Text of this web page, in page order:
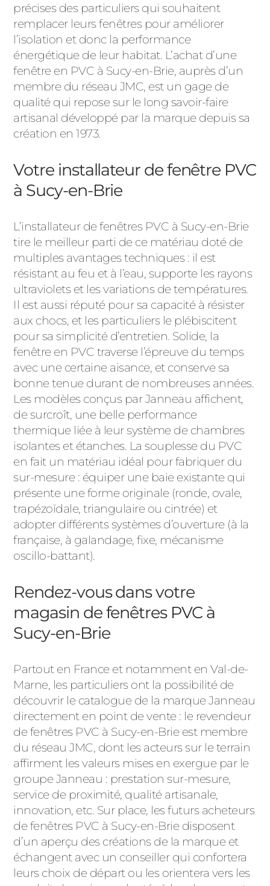
précises des particuliers qui souhaitent
remplacer leurs fenêtres pour améliorer
l’isolation et donc la performance
énergétique de leur habitat. L’achat d’une
fenêtre en PVC à Sucy-en-Brie, auprès d’un
membre du réseau JMC, est un gage de
qualité qui repose sur le long savoir-faire
artisanal développé par la marque depuis sa
création en 1973.
Votre installateur de fenêtre PVC
à Sucy-en-Brie
L’installateur de fenêtres PVC à Sucy-en-Brie
tire le meilleur parti de ce matériau doté de
multiples avantages techniques : il est
résistant au feu et à l’eau, supporte les rayons
ultraviolets et les variations de températures.
Il est aussi réputé pour sa capacité à résister
aux chocs, et les particuliers le plébiscitent
pour sa simplicité d’entretien. Solide, la
fenêtre en PVC traverse l’épreuve du temps
avec une certaine aisance, et conserve sa
bonne tenue durant de nombreuses années.
Les modèles conçus par Janneau affichent,
de surcroît, une belle performance
thermique liée à leur système de chambres
isolantes et étanches. La souplesse du PVC
en fait un matériau idéal pour fabriquer du
sur-mesure : équiper une baie existante qui
présente une forme originale (ronde, ovale,
trapézoïdale, triangulaire ou cintrée) et
adopter différents systèmes d’ouverture (à la
française, à galandage, fixe, mécanisme
oscillo-battant).
Rendez-vous dans votre
magasin de fenêtres PVC à
Sucy-en-Brie
Partout en France et notamment en Val-de-
Marne, les particuliers ont la possibilité de
découvrir le catalogue de la marque Janneau
directement en point de vente : le revendeur
de fenêtres PVC à Sucy-en-Brie est membre
du réseau JMC, dont les acteurs sur le terrain
affirment les valeurs mises en exergue par le
groupe Janneau : prestation sur-mesure,
service de proximité, qualité artisanale,
innovation, etc. Sur place, les futurs acheteurs
de fenêtres PVC à Sucy-en-Brie disposent
d’un aperçu des créations de la marque et
échangent avec un conseiller qui confortera
leurs choix de départ ou les orientera vers les